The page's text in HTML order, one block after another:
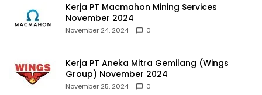
Kerja PT Macmahon Mining Services
November 2024
November 24, 2024 0
Kerja PT Aneka Mitra Gemilang (Wings
Group) November 2024
November 25, 2024 0